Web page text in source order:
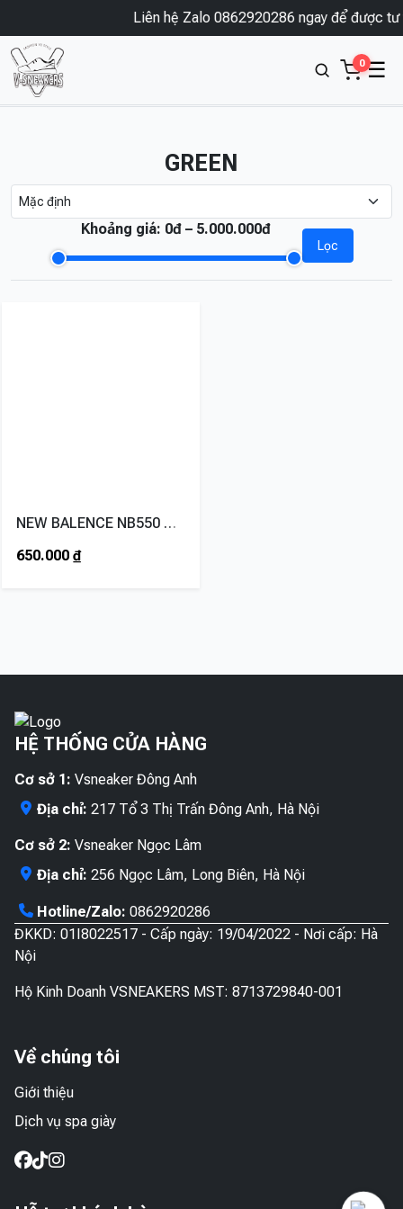
Liên hệ Zalo 0862920286 ngay để được tư
0 ☰
GREEN
Khoảng giá: 0đ – 5.000.000đ
Lọc
NEW BALENCE NB550 GREEN
650.000 ₫
HỆ THỐNG CỬA HÀNG
Cơ sở 1: Vsneaker Đông Anh
Địa chỉ: 217 Tổ 3 Thị Trấn Đông Anh, Hà Nội
Cơ sở 2: Vsneaker Ngọc Lâm
Địa chỉ: 256 Ngọc Lâm, Long Biên, Hà Nội
Hotline/Zalo: 0862920286
ĐKKD: 01I8022517 - Cấp ngày: 19/04/2022 - Nơi cấp: Hà
Nội
Hộ Kinh Doanh VSNEAKERS MST: 8713729840-001
Về chúng tôi
Giới thiệu
Dịch vụ spa giày